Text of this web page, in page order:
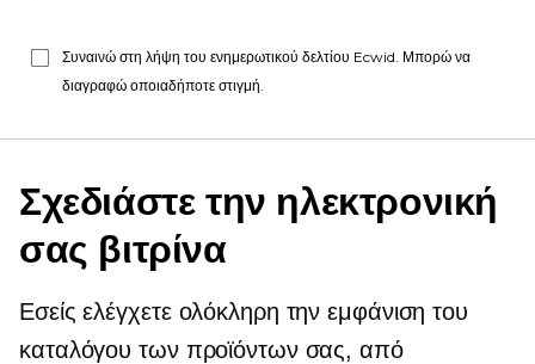
Συναινώ στη λήψη του ενημερωτικού δελτίου Ecwid. Μπορώ να
διαγραφώ οποιαδήποτε στιγμή.
Σχεδιάστε την ηλεκτρονική
σας βιτρίνα
Εσείς ελέγχετε ολόκληρη την εμφάνιση του
καταλόγου των προϊόντων σας, από